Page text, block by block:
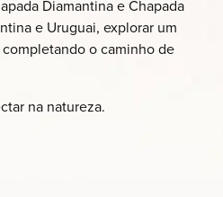
Diamantina e Chapada
e Uruguai, explorar um
o caminho de
na natureza.